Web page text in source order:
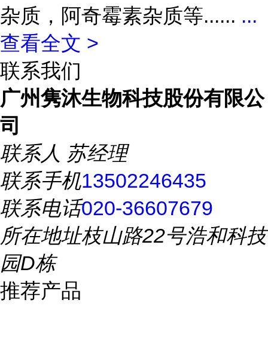
杂质，阿奇霉素杂质等...... ...
查看全文 >
联系我们
广州隽沐生物科技股份有限公
司
联系人 苏经理
联系手机13502246435
联系电话020-36607679
所在地址枝山路22号浩和科技
园D栋
推荐产品